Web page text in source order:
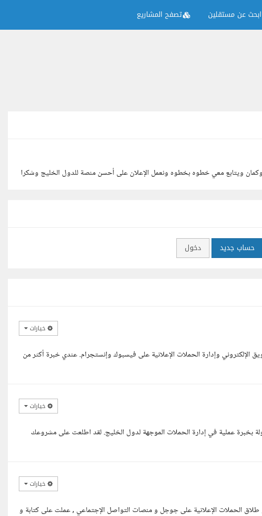
ابحث عن مستقلين تصفح المشاريع
ويتابع معي خطوه بخطوه ونعمل الإعلان على أحسن منصة للدول الخليج وشكرا
حساب جديد دخول
خيارات
الإلكتروني وإدارة الحملات الإعلانية على فيسبوك وإنستجرام. عندي خبرة أكثر من
خيارات
بخبرة عملية في إدارة الحملات الموجهة لدول الخليج. لقد اطلعت على مشروعك
خيارات
طلاق الحملات الإعلانية على جوجل و منصات التواصل الإجتماعي , عملت على كتابة و